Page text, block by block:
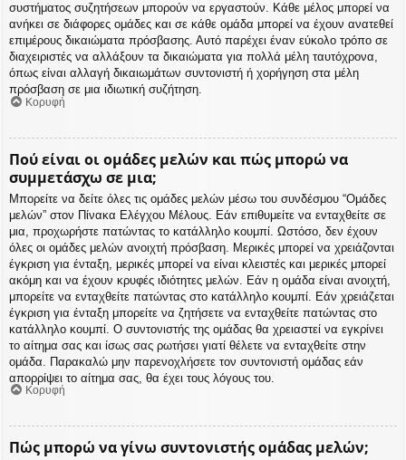
συστήματος συζητήσεων μπορούν να εργαστούν. Κάθε μέλος μπορεί να
ανήκει σε διάφορες ομάδες και σε κάθε ομάδα μπορεί να έχουν ανατεθεί
επιμέρους δικαιώματα πρόσβασης. Αυτό παρέχει έναν εύκολο τρόπο σε
διαχειριστές να αλλάξουν τα δικαιώματα για πολλά μέλη ταυτόχρονα,
όπως είναι αλλαγή δικαιωμάτων συντονιστή ή χορήγηση στα μέλη
πρόσβαση σε μια ιδιωτική συζήτηση.
Κορυφή
Πού είναι οι ομάδες μελών και πώς μπορώ να
συμμετάσχω σε μια;
Μπορείτε να δείτε όλες τις ομάδες μελών μέσω του συνδέσμου “Ομάδες
μελών” στον Πίνακα Ελέγχου Μέλους. Εάν επιθυμείτε να ενταχθείτε σε
μια, προχωρήστε πατώντας το κατάλληλο κουμπί. Ωστόσο, δεν έχουν
όλες οι ομάδες μελών ανοιχτή πρόσβαση. Μερικές μπορεί να χρειάζονται
έγκριση για ένταξη, μερικές μπορεί να είναι κλειστές και μερικές μπορεί
ακόμη και να έχουν κρυφές ιδιότητες μελών. Εάν η ομάδα είναι ανοιχτή,
μπορείτε να ενταχθείτε πατώντας στο κατάλληλο κουμπί. Εάν χρειάζεται
έγκριση για ένταξη μπορείτε να ζητήσετε να ενταχθείτε πατώντας στο
κατάλληλο κουμπί. Ο συντονιστής της ομάδας θα χρειαστεί να εγκρίνει
το αίτημα σας και ίσως σας ρωτήσει γιατί θέλετε να ενταχθείτε στην
ομάδα. Παρακαλώ μην παρενοχλήσετε τον συντονιστή ομάδας εάν
απορρίψει το αίτημα σας, θα έχει τους λόγους του.
Κορυφή
Πώς μπορώ να γίνω συντονιστής ομάδας μελών;